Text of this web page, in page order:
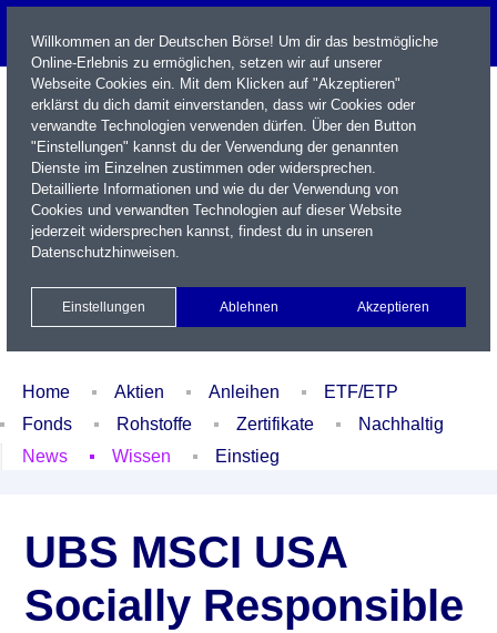
Name / WKN / ISIN / Kürzel
Xetra Realtime
Watchlist Portfolio Login
Home Aktien Anleihen
ETF/ETP
Fonds
Rohstoffe Zertifikate
Nachhaltig
News
Wissen Einstieg
UBS MSCI USA
Socially Responsible
Willkommen an der Deutschen Börse! Um dir das bestmögliche
Online-Erlebnis zu ermöglichen, setzen wir auf unserer
Webseite Cookies ein. Mit dem Klicken auf "Akzeptieren"
erklärst du dich damit einverstanden, dass wir Cookies oder
verwandte Technologien verwenden dürfen. Über den Button
"Einstellungen" kannst du der Verwendung der genannten
Dienste im Einzelnen zustimmen oder widersprechen.
Detaillierte Informationen und wie du der Verwendung von
Cookies und verwandten Technologien auf dieser Website
jederzeit widersprechen kannst, findest du in unseren
Datenschutzhinweisen.
Einstellungen Ablehnen Akzeptieren